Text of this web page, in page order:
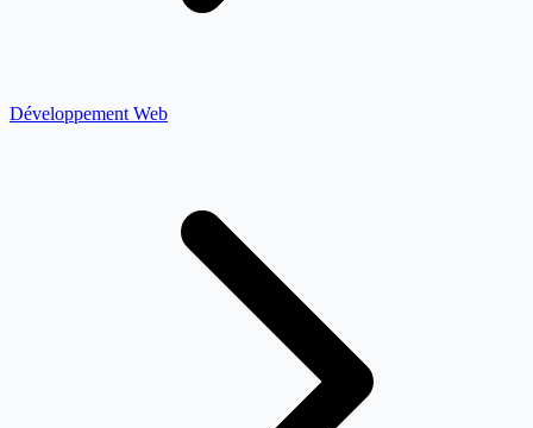
Développement Web